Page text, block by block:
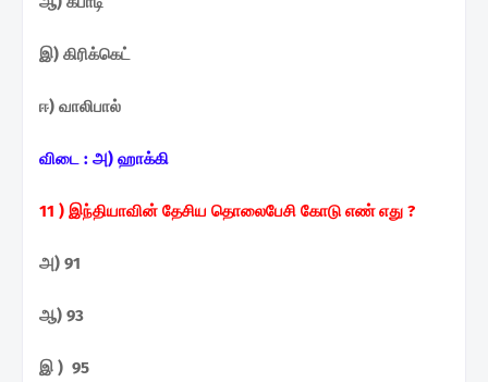
இ) கிரிக்கெட்
ஈ) வாலிபால்
விடை : அ) ஹாக்கி
11 ) இந்தியாவின் தேசிய தொலைபேசி கோடு எண் எது ?
அ) 91
ஆ) 93
இ ) 95